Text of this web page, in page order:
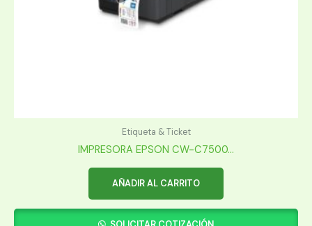
Etiqueta & Ticket
IMPRESORA EPSON CW-C7500...
AÑADIR AL CARRITO